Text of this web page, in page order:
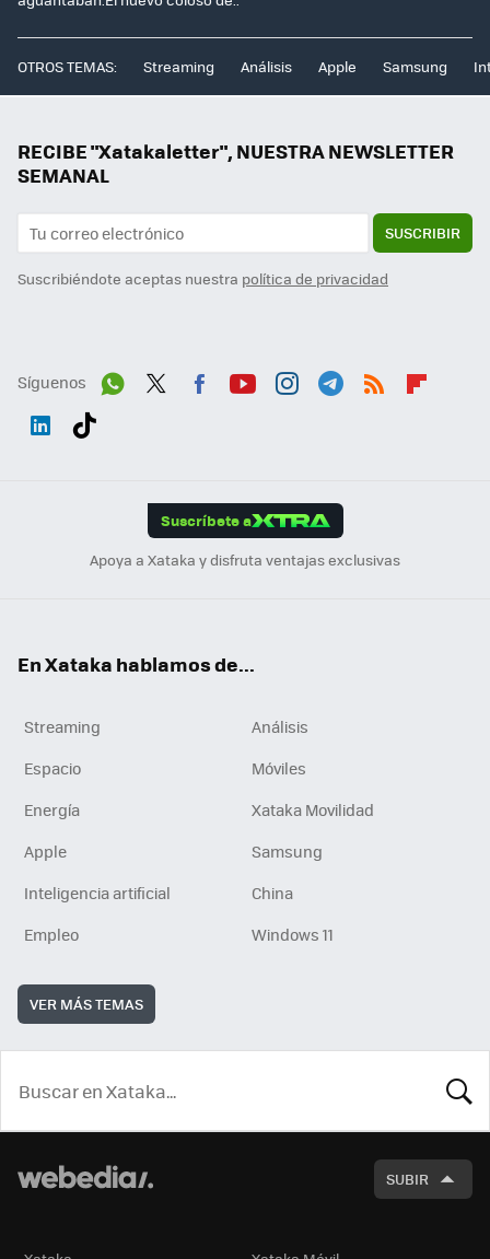
OTROS TEMAS: Streaming Análisis Apple Samsung
RECIBE "Xatakaletter", NUESTRA NEWSLETTER
SEMANAL
SUSCRIBIR
Suscribiéndote aceptas nuestra política de privacidad
Síguenos
Suscríbete a
Apoya a Xataka y disfruta ventajas exclusivas
En Xataka hablamos de...
Streaming
Análisis
Espacio
Móviles
Energía
Xataka Movilidad
Apple
Samsung
Inteligencia artificial
China
Empleo
Windows 11
VER MÁS TEMAS
SUBIR